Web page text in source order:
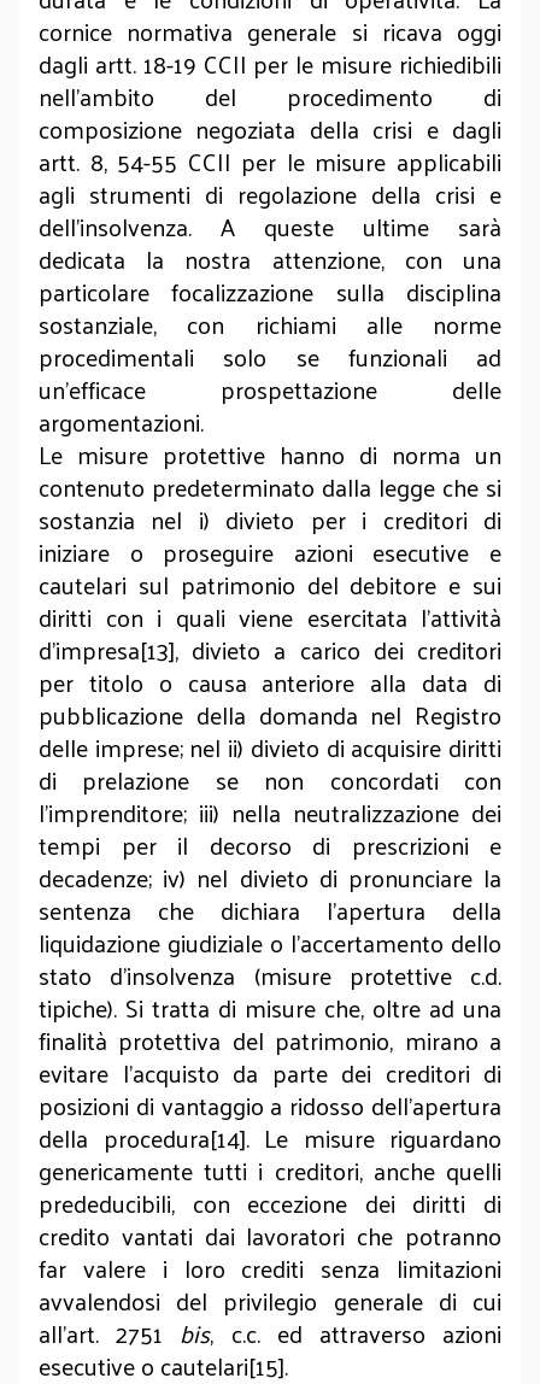
cornice normativa generale si ricava oggi
dagli artt. 18-19 CCII per le misure richiedibili
nell’ambito del procedimento di
composizione negoziata della crisi e dagli
artt. 8, 54-55 CCII per le misure applicabili
agli strumenti di regolazione della crisi e
dell’insolvenza. A queste ultime sarà
dedicata la nostra attenzione, con una
particolare focalizzazione sulla disciplina
sostanziale, con richiami alle norme
procedimentali solo se funzionali ad
un’efficace prospettazione delle
argomentazioni.
Le misure protettive hanno di norma un
contenuto predeterminato dalla legge che si
sostanzia nel i) divieto per i creditori di
iniziare o proseguire azioni esecutive e
cautelari sul patrimonio del debitore e sui
diritti con i quali viene esercitata l’attività
d’impresa[13], divieto a carico dei creditori
per titolo o causa anteriore alla data di
pubblicazione della domanda nel Registro
delle imprese; nel ii) divieto di acquisire diritti
di prelazione se non concordati con
l’imprenditore; iii) nella neutralizzazione dei
tempi per il decorso di prescrizioni e
decadenze; iv) nel divieto di pronunciare la
sentenza che dichiara l’apertura della
liquidazione giudiziale o l’accertamento dello
stato d’insolvenza (misure protettive c.d.
tipiche). Si tratta di misure che, oltre ad una
finalità protettiva del patrimonio, mirano a
evitare l’acquisto da parte dei creditori di
posizioni di vantaggio a ridosso dell’apertura
della procedura[14]. Le misure riguardano
genericamente tutti i creditori, anche quelli
prededucibili, con eccezione dei diritti di
credito vantati dai lavoratori che potranno
far valere i loro crediti senza limitazioni
avvalendosi del privilegio generale di cui
all’art. 2751 bis, c.c. ed attraverso azioni
esecutive o cautelari[15].